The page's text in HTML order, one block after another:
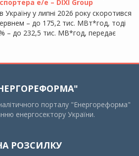
е/е – DIXI Group
Україну у липні 2026 року скоротився
– до 175,2 тис. МВт*год, тоді
– до 232,5 тис. МВ*год, передає
порталу "Енергореформа"
енергосектору України.
РОЗСИЛКУ